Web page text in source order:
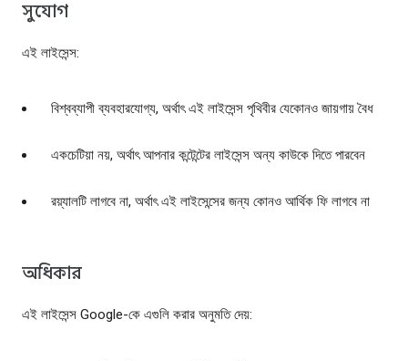
সুযোগ
এই লাইসেন্স:
বিশ্বব্যাপী ব্যবহারযোগ্য, অর্থাৎ এই লাইসেন্স পৃথিবীর যেকোনও জায়গায় বৈধ
একচেটিয়া নয়, অর্থাৎ আপনার কন্টেন্টের লাইসেন্স অন্য কাউকে দিতে পারবেন
রয়্যালটি লাগবে না, অর্থাৎ এই লাইসেন্সের জন্য কোনও আর্থিক ফি লাগবে না
অধিকার
এই লাইসেন্স Google-কে এগুলি করার অনুমতি দেয়: